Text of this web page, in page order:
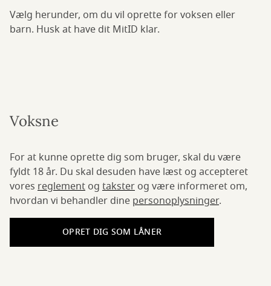
Vælg herunder, om du vil oprette for voksen eller
barn. Husk at have dit MitID klar.
Voksne
For at kunne oprette dig som bruger, skal du være
fyldt 18 år. Du skal desuden have læst og accepteret
vores reglement og takster og være informeret om,
hvordan vi behandler dine personoplysninger.
OPRET DIG SOM LÅNER